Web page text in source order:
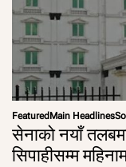
FeaturedMain Headlines
सेनाको नयाँ
सिपाहीसम्म